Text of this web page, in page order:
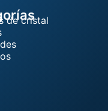
de cristal